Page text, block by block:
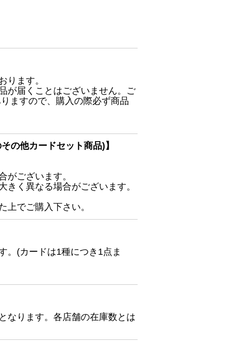
ります。
が届くことはございません。ご
ますので、購入の際必ず商品
の他カードセット商品)】
がございます。
きく異なる場合がございます。
上でご購入下さい。
。(カードは1種につき1点ま
なります。各店舗の在庫数とは